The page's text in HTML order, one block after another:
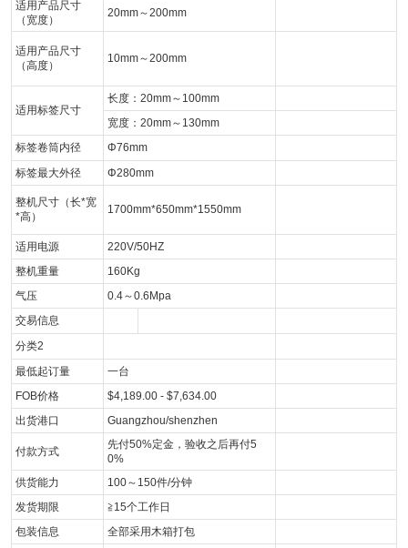
适用产品尺寸
（宽度）
20mm～200mm
适用产品尺寸
（高度）
10mm～200mm
适用标签尺寸
长度：20mm～100mm
宽度：20mm～130mm
标签卷筒内径
Φ76mm
标签最大外径
Φ280mm
整机尺寸（长*宽
*高）
1700mm*650mm*1550mm
适用电源
220V/50HZ
整机重量
160Kg
气压
0.4～0.6Mpa
交易信息
分类2
最低起订量
一台
FOB价格
$4,189.00 - $7,634.00
出货港口
Guangzhou/shenzhen
付款方式
先付50%定金，验收之后再付5
0%
供货能力
100～150件/分钟
发货期限
≧15个工作日
包装信息
全部采用木箱打包